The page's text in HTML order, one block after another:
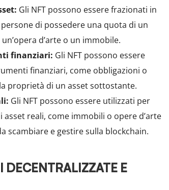
Gli NFT possono essere frazionati in
di possedere una quota di un
d’arte o un immobile.
finanziari: Gli NFT possono essere
finanziari, come obbligazioni o
proprietà di un asset sottostante.
Gli NFT possono essere utilizzati per
reali, come immobili o opere d’arte
scambiare e gestire sulla blockchain.
E